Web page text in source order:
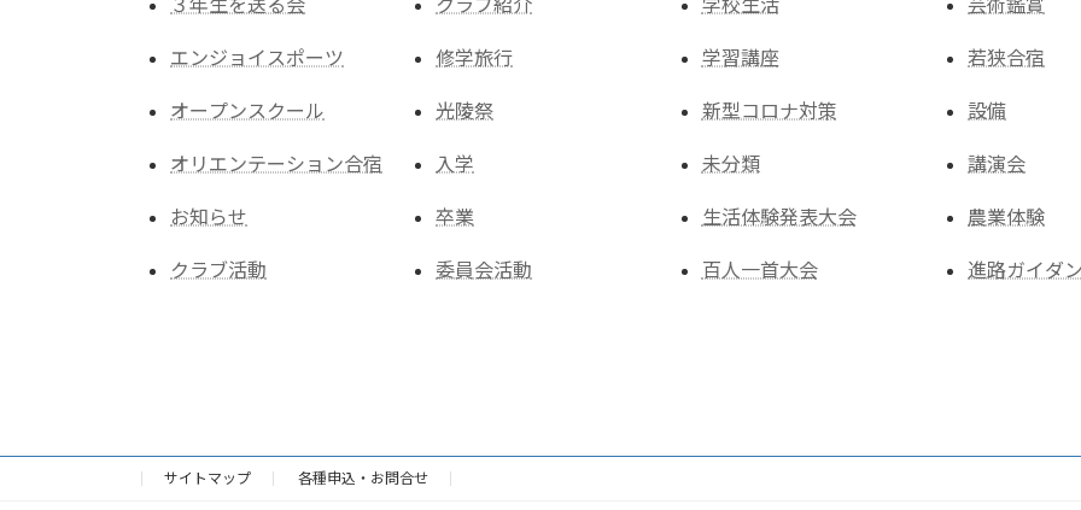
エンジョイスポーツ
オープンスクール
オリエンテーション合宿
お知らせ
クラブ活動
修学旅行
光陵祭
入学
卒業
委員会活動
学習講座
新型コロナ対策
未分類
生活体験発表大会
百人一首大会
若狭合宿
設備
講演会
農業体験
進路ガイダ
サイトマップ 各種申込・お問合せ